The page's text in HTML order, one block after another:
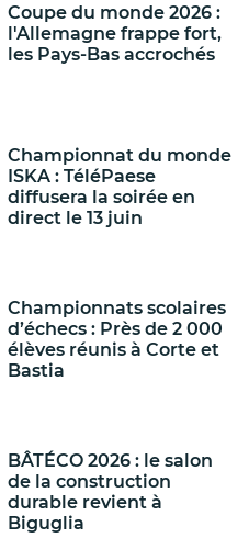
Coupe du monde 2026 :
l'Allemagne frappe fort,
les Pays-Bas accrochés
Championnat du monde
ISKA : TéléPaese
diffusera la soirée en
direct le 13 juin
Championnats scolaires
d’échecs : Près de 2 000
élèves réunis à Corte et
Bastia
BÂTÉCO 2026 : le salon
de la construction
durable revient à
Biguglia